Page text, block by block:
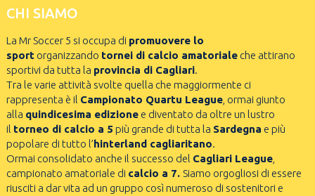
CHI SIAMO
La Mr Soccer 5 si occupa di promuovere lo
sportorganizzando tornei di calcio amatorialeche attirano
sportivi da tutta la provincia di Cagliari.
Tra le varie attività svolte quella che maggiormente ci
rappresenta è il Campionato Quartu League, ormai giunto
alla quindicesima edizionee diventato da oltre un lustro
il torneo di calcio a 5 più grande di tutta la Sardegna e più
popolare di tutto l’hinterland cagliaritano.
Ormai consolidato anche il successo del Cagliari League,
campionato amatoriale di calcio a 7. Siamo orgogliosi di essere
riusciti a dar vita ad un gruppo così numeroso di sostenitori e